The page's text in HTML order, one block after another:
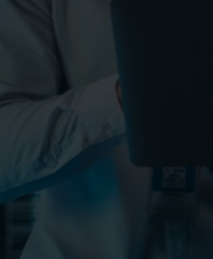
ammattinimikkeistä on
Mutta miksi näiden
käsittelyyn
rakentajien
Ja miten minä voin
1.…